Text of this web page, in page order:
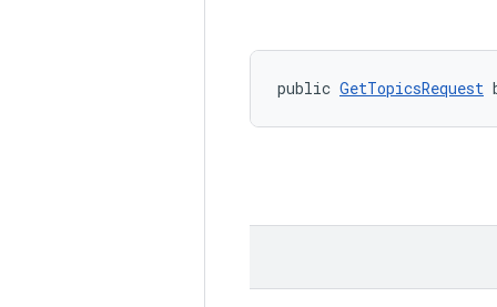
public GetTopicsRequest